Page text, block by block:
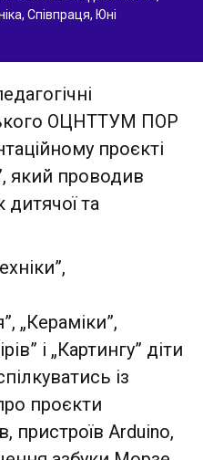
, Співпраця, Юні
ОЦНТТУМ ПОР
проєкті
який проводив
та
„Кераміки”,
і „Картингу” діти
із
проєкти
пристроїв Arduino,